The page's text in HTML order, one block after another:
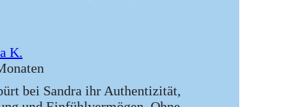
K.
bei Sandra ihr Authentizität,